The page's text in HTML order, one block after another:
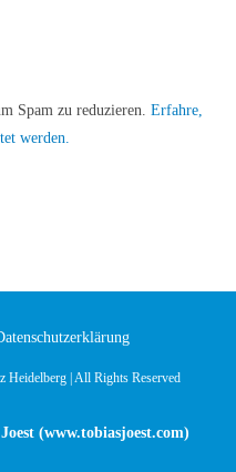
Spam zu reduzieren. Erfahre,
werden.
Heidelberg | All Rights Reserved
(www.tobiasjoest.com)